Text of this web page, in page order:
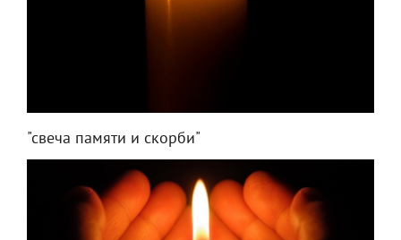
"свеча памяти и скорби"